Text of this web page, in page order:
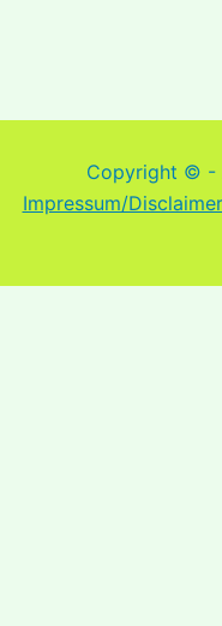
Copyright © -
Impressum/Disclaimer